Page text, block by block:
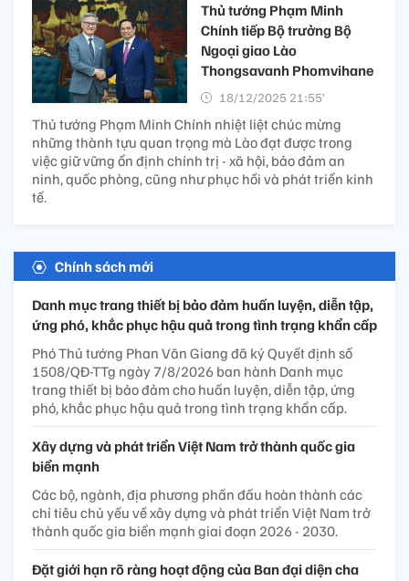
Thủ tướng Phạm Minh
Chính tiếp Bộ trưởng Bộ
Ngoại giao Lào
Thongsavanh Phomvihane
18/12/2025 21:55’
Thủ tướng Phạm Minh Chính nhiệt liệt chúc mừng
những thành tựu quan trọng mà Lào đạt được trong
việc giữ vững ổn định chính trị - xã hội, bảo đảm an
ninh, quốc phòng, cũng như phục hồi và phát triển kinh
tế.
Chính sách mới
Danh mục trang thiết bị bảo đảm huấn luyện, diễn tập,
ứng phó, khắc phục hậu quả trong tình trạng khẩn cấp
Phó Thủ tướng Phan Văn Giang đã ký Quyết định số
1508/QĐ-TTg ngày 7/8/2026 ban hành Danh mục
trang thiết bị bảo đảm cho huấn luyện, diễn tập, ứng
phó, khắc phục hậu quả trong tình trạng khẩn cấp.
Xây dựng và phát triển Việt Nam trở thành quốc gia
biển mạnh
Các bộ, ngành, địa phương phấn đấu hoàn thành các
chỉ tiêu chủ yếu về xây dựng và phát triển Việt Nam trở
thành quốc gia biển mạnh giai đoạn 2026 - 2030.
Đặt giới hạn rõ ràng hoạt động của Ban đại diện cha